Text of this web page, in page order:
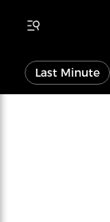
Last Minute